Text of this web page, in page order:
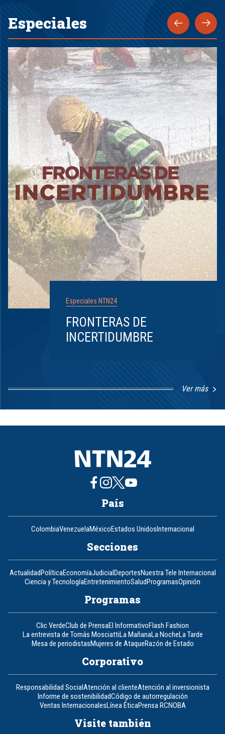
Especiales
Especiales NTN24
FRONTERAS DE
INCERTIDUMBRE
Ver más
1
8
País
ColombiaVenezuelaMéxicoEstados UnidosInternacional
Secciones
ActualidadPolíticaEconomíaJudicialDeportesNuestra Tele Internacional
Ciencia y TecnologíaEntretenimientoSaludProgramasOpinión
Programas
Clic VerdeClub de PrensaEl InformativoFlash Fashion
La entrevista de Tomás MosciattiLa MañanaLa NocheLa Tarde
Mesa de periodistasMujeres de AtaqueRazón de Estado
Corporativo
Responsabilidad SocialAtención al clienteAtención al inversionista
Informe de sostenibilidadCódigo de autorregulación
Ventas InternacionalesLínea ÉticaPrensa RCNOBA
Visite también